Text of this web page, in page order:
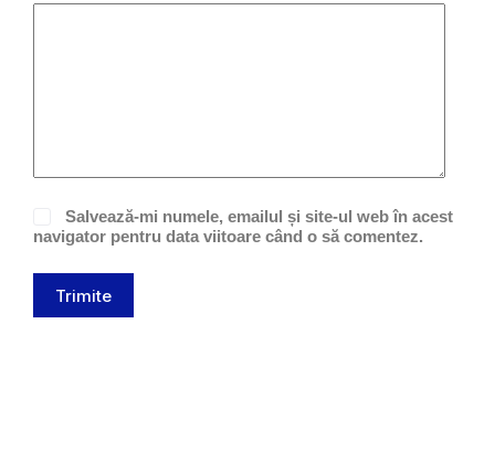
Salvează-mi numele, emailul și site-ul web în acest
navigator pentru data viitoare când o să comentez.
Trimite